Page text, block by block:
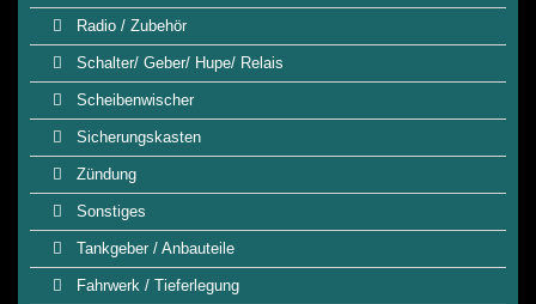
Radio / Zubehör
Schalter/ Geber/ Hupe/ Relais
Scheibenwischer
Sicherungskasten
Zündung
Sonstiges
Tankgeber / Anbauteile
Fahrwerk / Tieferlegung